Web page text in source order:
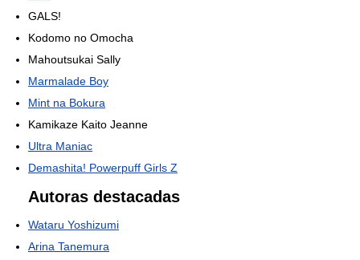
GALS!
Kodomo no Omocha
Mahoutsukai Sally
Marmalade Boy
Mint na Bokura
Kamikaze Kaito Jeanne
Ultra Maniac
Demashita! Powerpuff Girls Z
Autoras destacadas
Wataru Yoshizumi
Arina Tanemura